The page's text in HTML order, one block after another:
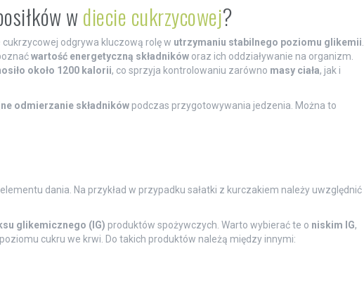
wdiecie cukrzycowej?
odgrywa kluczową rolę w utrzymaniu stabilnego poziomu glikemii.
wartość energetyczną składnikóworaz ich oddziaływanie na organizm.
około 1200 kalorii, co sprzyja kontrolowaniu zarówno masy ciała, jak i
odmierzanie składnikówpodczas przygotowywania jedzenia. Można to
dania. Na przykład w przypadku sałatki z kurczakiem należy uwzględnić
glikemicznego (IG) produktów spożywczych. Warto wybierać te o niskim IG,
cukru we krwi. Do takich produktów należą między innymi: